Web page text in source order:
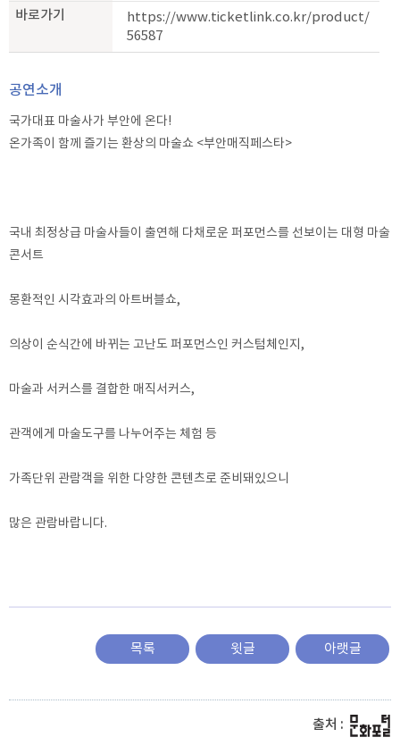
바로가기
https://www.ticketlink.co.kr/product/
56587
공연소개
국가대표 마술사가 부안에 온다!
온가족이 함께 즐기는 환상의 마술쇼 <부안매직페스타>
국내 최정상급 마술사들이 출연해 다채로운 퍼포먼스를 선보이는 대형 마술
콘서트
몽환적인 시각효과의 아트버블쇼,
의상이 순식간에 바뀌는 고난도 퍼포먼스인 커스텀체인지,
마술과 서커스를 결합한 매직서커스,
관객에게 마술도구를 나누어주는 체험 등
가족단위 관람객을 위한 다양한 콘텐츠로 준비돼있으니
많은 관람바랍니다.
목록 윗글 아랫글
출처 :